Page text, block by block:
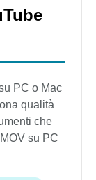
PC o Mac
qualità
che
su PC